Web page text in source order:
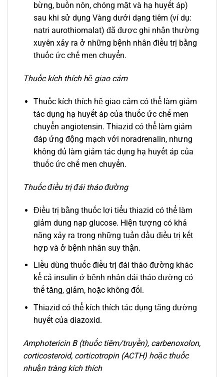
bừng, buồn nôn, chóng mặt và hạ huyết áp)
sau khi sử dụng Vàng dưới dạng tiêm (ví dụ:
natri aurothiomalat) đã được ghi nhận thường
xuyên xảy ra ở những bệnh nhân điều trị bằng
thuốc ức chế men chuyển.
Thuốc kích thích hệ giao cảm
Thuốc kích thích hệ giao cảm có thể làm giảm
tác dụng hạ huyết áp của thuốc ức chế men
chuyển angiotensin. Thiazid có thể làm giảm
đáp ứng động mạch với noradrenalin, nhưng
không đủ làm giảm tác dụng hạ huyết áp của
thuốc ức chế men chuyển.
Thuốc điều trị đái tháo đường
Điều trị bằng thuốc lợi tiểu thiazid có thể làm
giảm dung nạp glucose. Hiện tượng có khả
năng xảy ra trong những tuần đầu điều trị kết
hợp và ở bệnh nhân suy thận.
Liều dùng thuốc điều trị đái tháo đường khác
kể cả insulin ở bệnh nhân đái tháo đường có
thể tăng, giảm, hoặc không đổi.
Thiazid có thể kích thích tác dụng tăng đường
huyết của diazoxid.
Amphotericin B (thuốc tiêm/truyền), carbenoxolon,
corticosteroid, corticotropin (ACTH) hoặc thuốc
nhuận tràng kích thích